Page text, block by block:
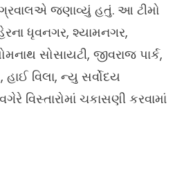
જણાવ્યું હતું. આ ટીમો
ધૃવનગર, શ્યામનગર,
સોસાયટી, જીવરાજ પાર્ક,
વિલા, ન્યુ સર્વોદય
વિસ્તારોમાં ચકાસણી કરવામાં